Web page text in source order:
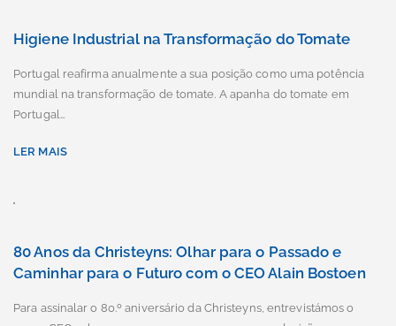
Higiene Industrial na Transformação do Tomate
Portugal reafirma anualmente a sua posição como uma potência
mundial na transformação de tomate. A apanha do tomate em
Portugal…
LER MAIS
80 Anos da Christeyns: Olhar para o Passado e
Caminhar para o Futuro com o CEO Alain Bostoen
Para assinalar o 80.º aniversário da Christeyns, entrevistámos o